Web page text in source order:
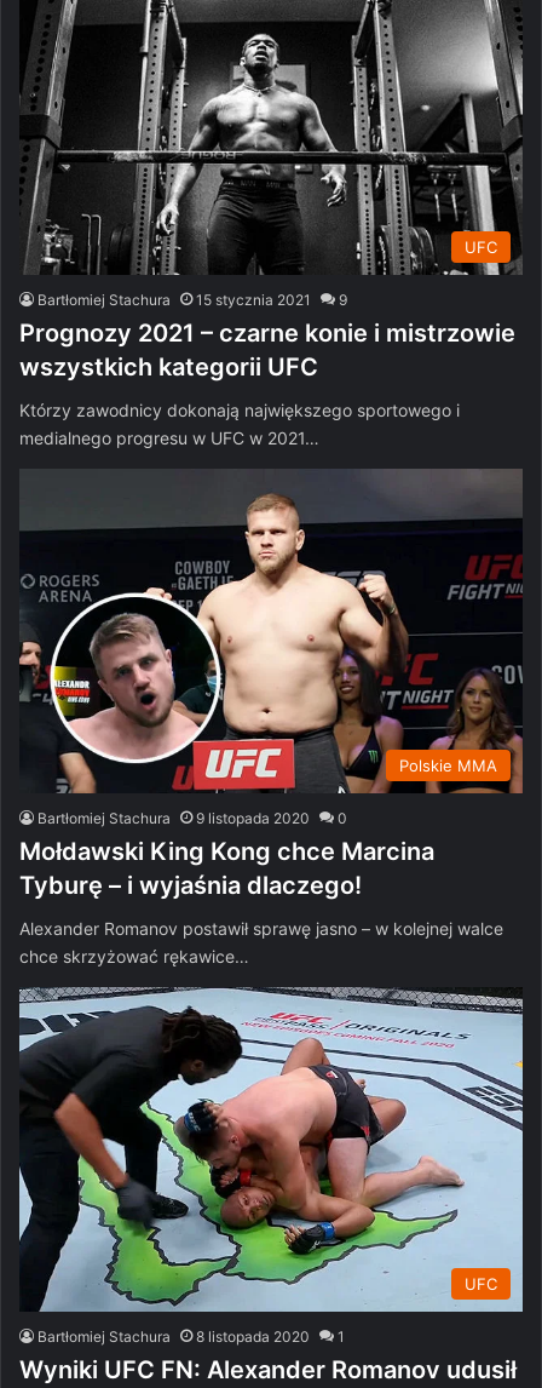
UFC
Bartłomiej Stachura 15 stycznia 2021 9
Prognozy 2021 – czarne konie i mistrzowie
wszystkich kategorii UFC
Którzy zawodnicy dokonają największego sportowego i
medialnego progresu w UFC w 2021…
Polskie MMA
Bartłomiej Stachura 9 listopada 2020 0
Mołdawski King Kong chce Marcina
Tyburę – i wyjaśnia dlaczego!
Alexander Romanov postawił sprawę jasno – w kolejnej walce
chce skrzyżować rękawice…
UFC
Bartłomiej Stachura 8 listopada 2020 1
Wyniki UFC FN: Alexander Romanov udusił